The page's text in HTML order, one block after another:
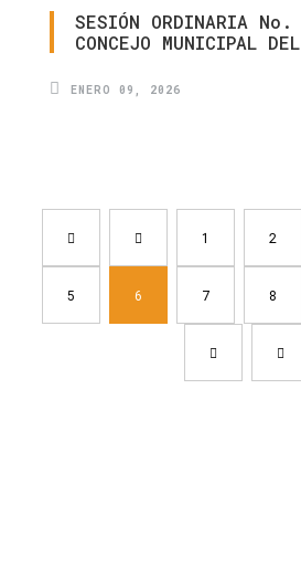
SESIÓN ORDINARIA No.
CONCEJO MUNICIPAL DEL
ENERO 09, 2026
1 2
5 6 7 8